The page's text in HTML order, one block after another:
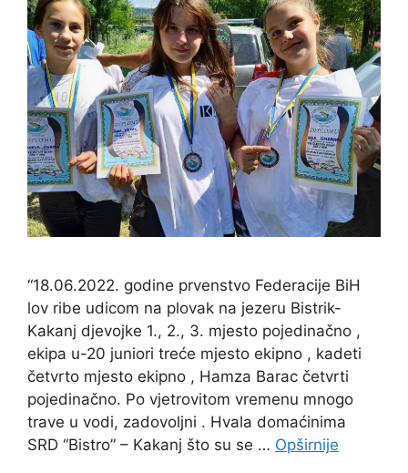
“18.06.2022. godine prvenstvo Federacije BiH
lov ribe udicom na plovak na jezeru Bistrik-
Kakanj djevojke 1., 2., 3. mjesto pojedinačno ,
ekipa u-20 juniori treće mjesto ekipno , kadeti
četvrto mjesto ekipno , Hamza Barac četvrti
pojedinačno. Po vjetrovitom vremenu mnogo
trave u vodi, zadovoljni . Hvala domaćinima
SRD “Bistro” – Kakanj što su se … Opširnije